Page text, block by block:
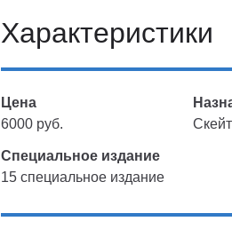
Характеристики
Цена
6000 руб.
Специальное издание
15 специальное издание